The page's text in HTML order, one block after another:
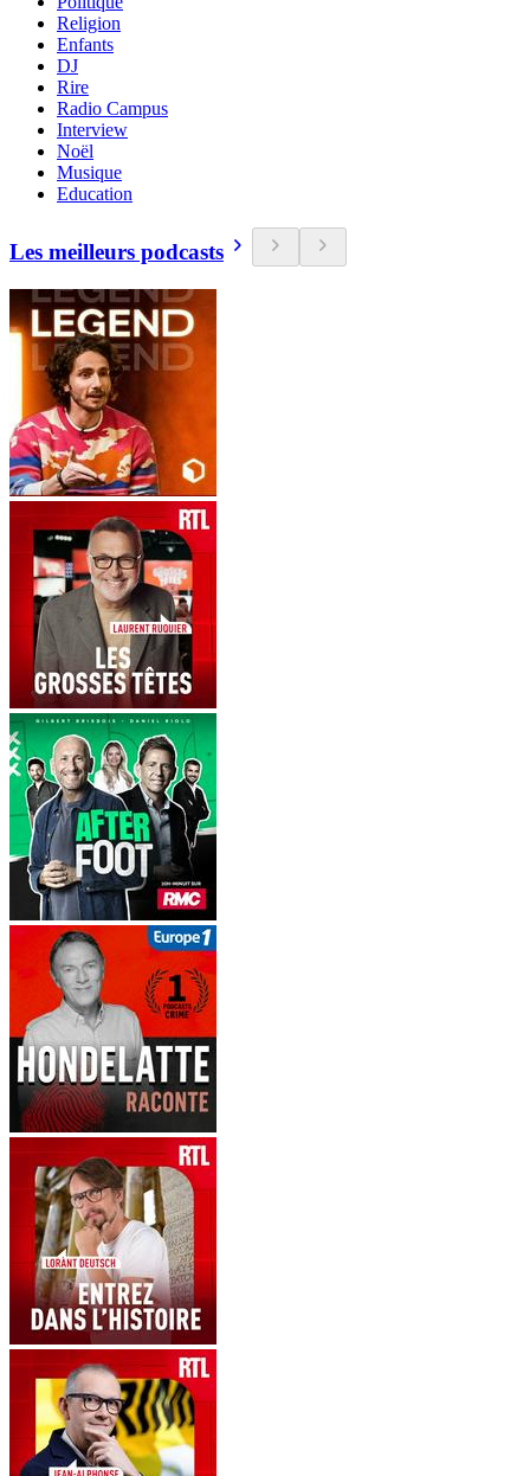
Religion
Enfants
DJ
Rire
Radio Campus
Interview
Noël
Musique
Education
Les meilleurs podcasts